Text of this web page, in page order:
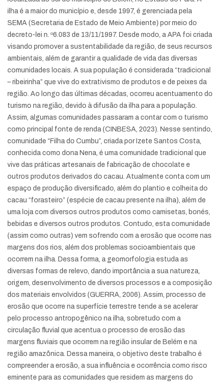
ilha é a maior do município e, desde 1997, é gerenciada pela
SEMA (Secretaria de Estado de Meio Ambiente) por meio do
decreto-lei n. º6.083 de 13/11/1997. Desde modo, a APA foi criada
visando promover a sustentabilidade da região, de seus recursos
ambientais, além de garantir a qualidade de vida das diversas
comunidades locais. A sua população é considerada “tradicional
– ribeirinha” que vive do extrativismo de produtos e de peixes da
região. Ao longo das últimas décadas, ocorreu acentuamento do
turismo na região, devido à difusão da ilha para a população.
Assim, algumas comunidades passaram a contar com o turismo
como principal fonte de renda (CINBESA, 2023). Nesse sentindo,
comunidade “Filha do Cumbu”, criada por Izete Santos Costa,
conhecida como dona Nena, é uma comunidade tradicional que
vive das práticas artesanais de fabricação de chocolate e
outros produtos derivados do cacau. Atualmente conta com um
espaço de produção diversificado, além do plantio e colheita do
cacau “forasteiro” (espécie de cacau presente na ilha), além de
uma loja com diversos outros produtos como camisetas, bonés,
bebidas e diversos outros produtos. Contudo, esta comunidade
(assim como outras) vem sofrendo com a erosão que ocorre nas
margens dos rios, além dos problemas socioambientais que
ocorrem na ilha. Dessa forma, a geomorfologia estuda as
diversas formas de relevo, dando importância a sua natureza,
origem, desenvolvimento de diversos processos e a composição
dos materiais envolvidos (GUERRA, 2006). Assim, processo de
erosão que ocorre na superfície terrestre tende a se acelerar
pelo processo antropogênico na ilha, sobretudo com a
circulação fluvial que acentua o processo de erosão das
margens fluviais que ocorrem na região insular de Belém e na
região amazônica. Dessa maneira, o objetivo deste trabalho é
compreender a erosão, a sua influência e ocorrência como risco
eminente para as comunidades que residem as margens do